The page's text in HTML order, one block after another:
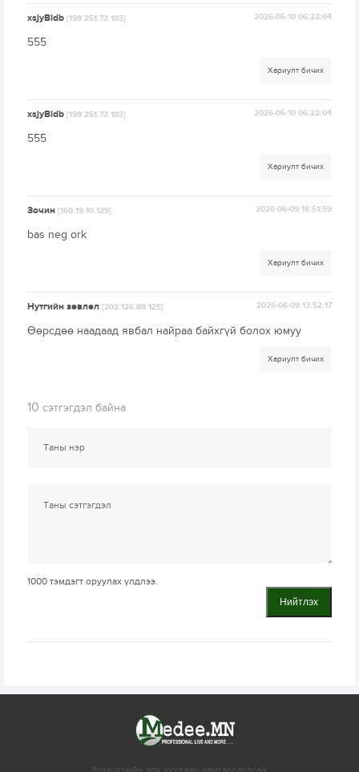
xsjyBldb[198.251.72.103] 2026-06-10 06:22:04
555
Хариулт бичих
xsjyBldb[198.251.72.103] 2026-06-10 06:22:04
555
Хариулт бичих
Зочин[160.19.10.129] 2026-06-09 18:51:59
bas neg ork
Хариулт бичих
Нутгийн зөвлөл[202.126.88.125] 2026-06-09 13:52:17
Өөрсдөө наадаад явбал найраа байхгүй болох юмуу
Хариулт бичих
10 сэтгэгдэл байна
1000 тэмдэгт оруулах үлдлээ.
Нийтлэх
Зохиогчийн эрх хуулиар хамгаалагдсан.